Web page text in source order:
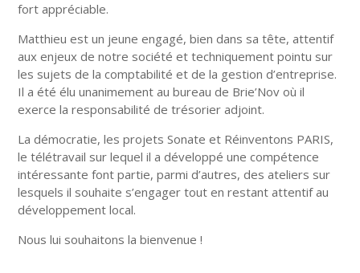
fort appréciable.
Matthieu est un jeune engagé, bien dans sa tête, attentif
aux enjeux de notre société et techniquement pointu sur
les sujets de la comptabilité et de la gestion d’entreprise.
Il a été élu unanimement au bureau de Brie’Nov où il
exerce la responsabilité de trésorier adjoint.
La démocratie, les projets Sonate et Réinventons PARIS,
le télétravail sur lequel il a développé une compétence
intéressante font partie, parmi d’autres, des ateliers sur
lesquels il souhaite s’engager tout en restant attentif au
développement local.
Nous lui souhaitons la bienvenue !